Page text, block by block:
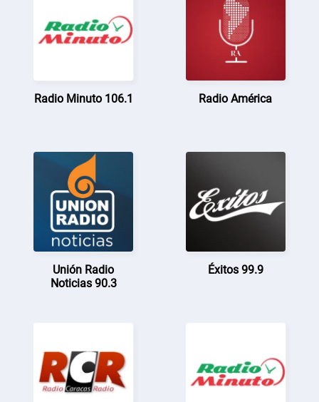
Radio Minuto 106.1 Radio América
Unión Radio
Noticias 90.3
Éxitos 99.9